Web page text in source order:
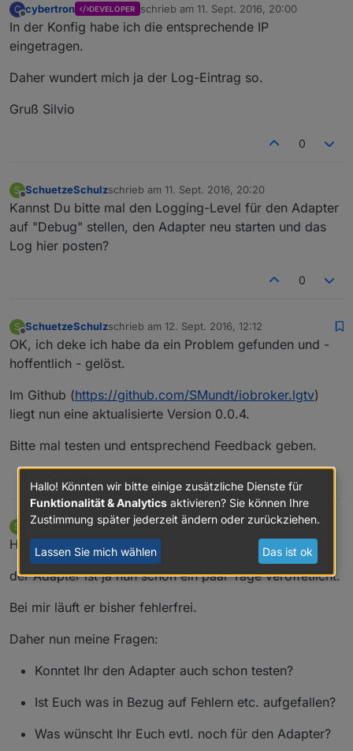
C
Offline
cybertron DEVELOPER schrieb am 11. Sept. 2016, 20:00
zuletzt editiert von
In der Konfig habe ich die entsprechende IP
eingetragen.
Daher wundert mich ja der Log-Eintrag so.
Gruß Silvio
0
S
Offline
SchuetzeSchulzschrieb am 11. Sept. 2016, 20:20
zuletzt editiert von
Kannst Du bitte mal den Logging-Level für den Adapter
auf "Debug" stellen, den Adapter neu starten und das
Log hier posten?
0
S
Offline
SchuetzeSchulzschrieb am 12. Sept. 2016, 12:12
zuletzt editiert von
OK, ich deke ich habe da ein Problem gefunden und -
hoffentlich - gelöst.
Im Github (https://github.com/SMundt/iobroker.lgtv)
liegt nun eine aktualisierte Version 0.0.4.
Bitte mal testen und entsprechend Feedback geben.
S
Offline
SchuetzeSchulzschrieb am15. Sept. 2016, 09:39
Hallo zusammen,
der Adapter ist ja nun schon ein paar Tage veröffetlicht.
Bei mir läuft er bisher fehlerfrei.
Daher nun meine Fragen:
Konntet Ihr den Adapter auch schon testen?
Ist Euch was in Bezug auf Fehlern etc. aufgefallen?
Was wünscht Ihr Euch evtl. noch für den Adapter?
Hallo! Könnten wir bitte einige zusätzliche Dienste für
Funktionalität & Analytics aktivieren? Sie können Ihre
Zustimmung später jederzeit ändern oder zurückziehen.
Lassen Sie mich wählen Das ist ok